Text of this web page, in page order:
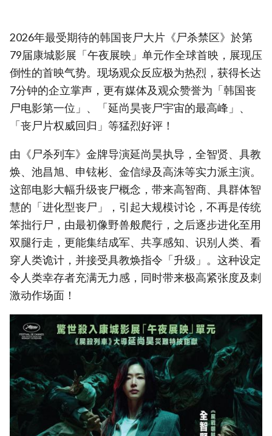
2026年最受期待的韩国丧尸大片《尸杀禁区》於第
79届康城影展「午夜展映」单元作全球首映，展现压
倒性的首映气势。现场观众反应极为热烈，获得长达
7分钟的企立掌声，更有媒体及观众赞誉为「韩国丧
尸电影第一位」、「延尚昊丧尸宇宙的最高峰」、
「丧尸片权威回归」等猛烈好评！
由《尸杀列车》金牌导演延尚昊执导，全智贤、具教
焕、池昌旭、申铉彬、金信绿及高洙等实力派主演。
这部电影大幅升级丧尸概念，带来高智商、具群体智
慧的「进化型丧尸」，引起大规模讨论，不再是传统
笨拙行尸，由最初像野兽般爬行，之后逐步进化至用
双腿行走，更能集结成军、共享感知、识别人类、看
穿人类诡计，并接受具教焕指令「升级」。这种设定
令人类幸存者充满无力感，同时带来极高紧张度及刺
激动作场面！